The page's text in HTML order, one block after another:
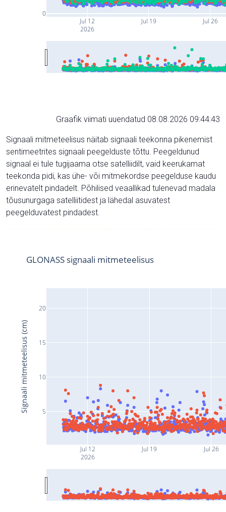
Jul 12
2026
Jul 19 Jul 26
0
Graafik viimati uuendatud 08.08.2026 09:44:43
Signaali mitmeteelisus näitab signaali teekonna pikenemist
sentimeetrites signaali peegelduste tõttu. Peegeldunud
signaal ei tule tugijaama otse satelliidilt, vaid keerukamat
teekonda pidi, kas ühe- või mitmekordse peegelduse kaudu
erinevatelt pindadelt. Põhilised veaallikad tulenevad madala
tõusunurgaga satelliitidest ja lähedal asuvatest
peegelduvatest pindadest.
Jul 12
2026
Jul 19 Jul 26
5
10
15
20
GLONASS signaali mitmeteelisus
Signaali mitmeteelisus (cm)